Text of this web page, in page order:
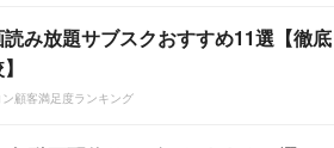
み放題サブスクおすすめ11選【徹底
ン顧客満足度ランキング